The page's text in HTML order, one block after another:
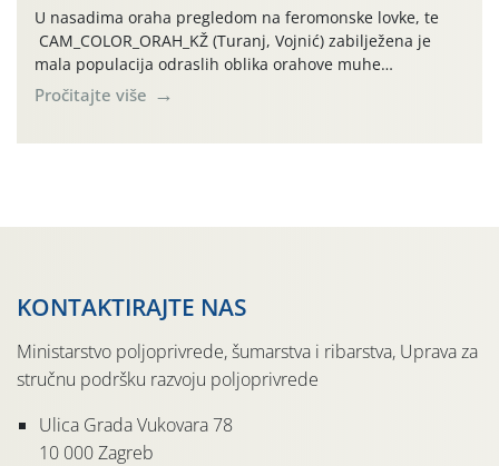
U nasadima oraha pregledom na feromonske lovke, te
CAM_COLOR_ORAH_KŽ (Turanj, Vojnić) zabilježena je
mala populacija odraslih oblika orahove muhe
(Rhagoletis completa). Niska brojnost može se objasniti
činjenicom da je riječ o mladim nasadima s vrlo malim
Pročitajte više
KONTAKTIRAJTE NAS
Ministarstvo poljoprivrede, šumarstva i ribarstva, Uprava za
stručnu podršku razvoju poljoprivrede
Ulica Grada Vukovara 78
10 000 Zagreb